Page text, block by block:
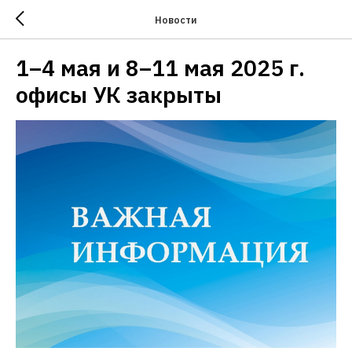
Новости
1–4 мая и 8–11 мая 2025 г.
офисы УК закрыты